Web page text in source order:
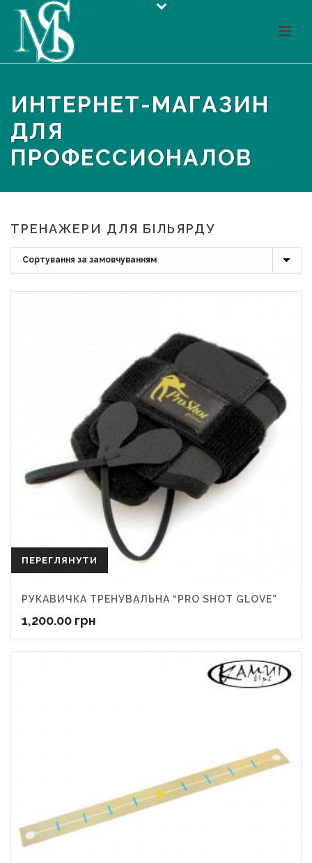
ИНТЕРНЕТ-МАГАЗИН
ДЛЯ
ПРОФЕССИОНАЛОВ
ТРЕНАЖЕРИ ДЛЯ БІЛЬЯРДУ
ПЕРЕГЛЯНУТИ
РУКАВИЧКА ТРЕНУВАЛЬНА “PRO SHOT GLOVE”
1,200.00 грн